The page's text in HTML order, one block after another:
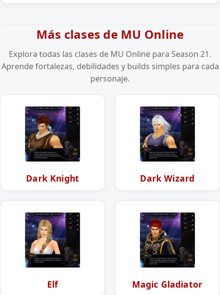
Más clases de MU Online
Explora todas las clases de MU Online para Season 21.
Aprende fortalezas, debilidades y builds simples para cada
personaje.
Dark Knight Dark Wizard
Elf Magic Gladiator